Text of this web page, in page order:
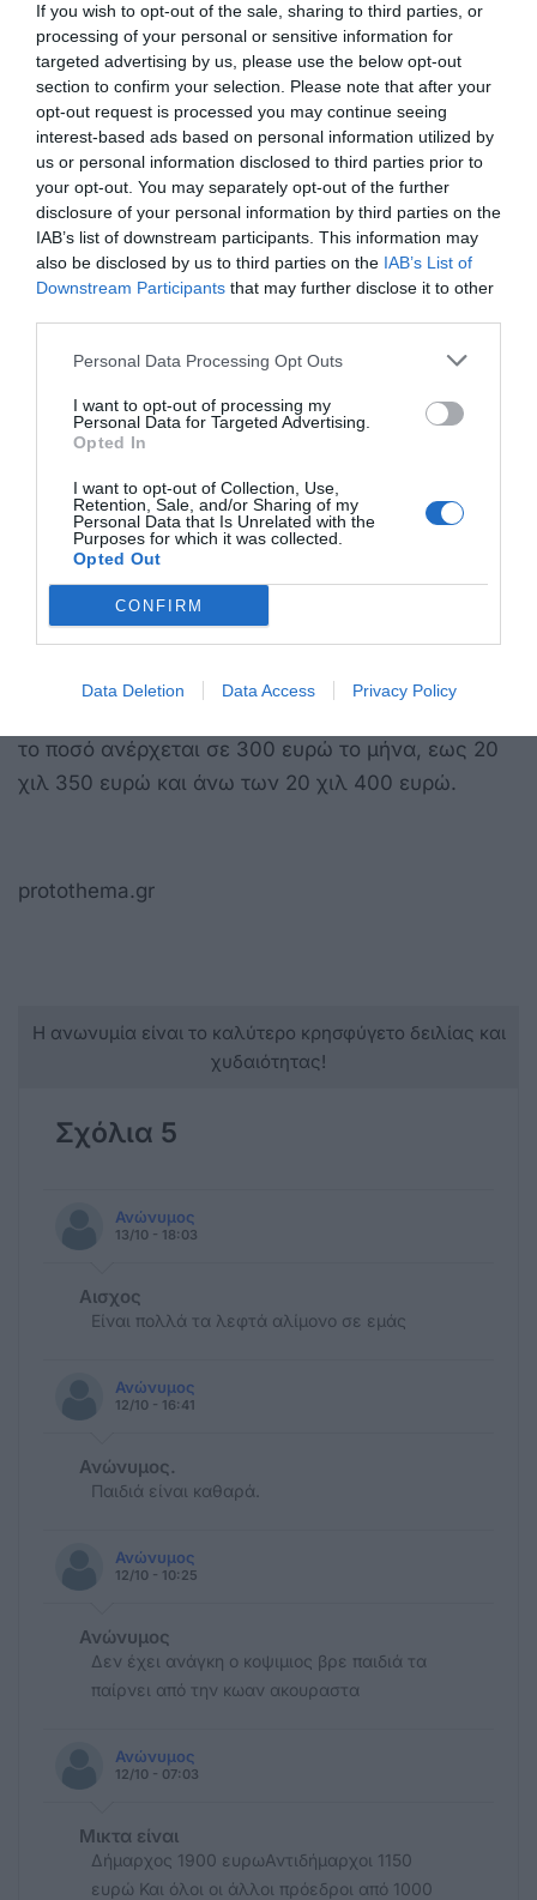
If you wish to opt-out of the sale, sharing to third parties, or
processing of your personal or sensitive information for
targeted advertising by us, please use the below opt-out
section to confirm your selection. Please note that after your
opt-out request is processed you may continue seeing
interest-based ads based on personal information utilized by
us or personal information disclosed to third parties prior to
your opt-out. You may separately opt-out of the further
disclosure of your personal information by third parties on the
IAB’s list of downstream participants. This information may
also be disclosed by us to third parties on the IAB’s List of
Downstream Participants that may further disclose it to other
Personal Data Processing Opt Outs
I want to opt-out of processing my
Personal Data for Targeted Advertising.
Opted In
I want to opt-out of Collection, Use,
Retention, Sale, and/or Sharing of my
Personal Data that Is Unrelated with the
Purposes for which it was collected.
Opted Out
CONFIRM
Data Deletion Data Access Privacy Policy
συμβουλίων
Τέλος, τα μέλη του δημοτικού συμβουλίου
δικαιούνται αποζημίωση για τη συμμετοχή τους σε
έναν ορισμένο αριθμό συνεδριάσεων, ο οποίος
ορίζεται σε τέσσερις το ανώτερο ανά μήνα.
το οποίο καθορίζεται με απόφαση του οικείου
δημοτικού συμβουλίου, δεν μπορεί να υπερβαίνει
τα ποσά 55,57 ευρώ ή 38,89 ευρώ ανάλογα τον
Επίσης, οι πρόεδροι δημοτικών κοινοτήτων
δικαιούνται έξοδα κίνησης που καταβάλλονται
μηνιαίως και το ύψος τους καθορίζεται βάσει
χιλιομετρικής απόστασης από την έδρα του δήμου.
το ποσό ανέρχεται σε 300 ευρώ το μήνα, εως 20
χιλ 350 ευρώ και άνω των 20 χιλ 400 ευρώ.
protothema.gr
Η ανωνυμία είναι το καλύτερο κρησφύγετο δειλίας και
χυδαιότητας!
Σχόλια 5
Ανώνυμος
13/10 - 18:03
Αισχος
Είναι πολλά τα λεφτά αλίμονο σε εμάς
Ανώνυμος
12/10 - 16:41
Ανώνυμος.
Παιδιά είναι καθαρά.
Ανώνυμος
12/10 - 10:25
Ανώνυμος
Δεν έχει ανάγκη ο κοψιμιος βρε παιδιά τα
παίρνει από την κωαν ακουραστα
Ανώνυμος
12/10 - 07:03
Μικτα είναι
Δήμαρχος 1900 ευρωΑντιδήμαρχοι 1150
ευρώ Και όλοι οι άλλοι πρόεδροι από 1000